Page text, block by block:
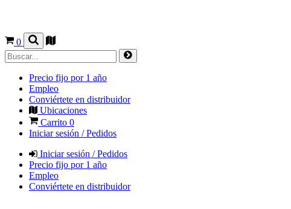
0
Precio fijo por 1 año
Empleo
Conviértete en distribuidor
Ubicaciones
Carrito 0
Iniciar sesión / Pedidos
Iniciar sesión / Pedidos
Precio fijo por 1 año
Empleo
Conviértete en distribuidor